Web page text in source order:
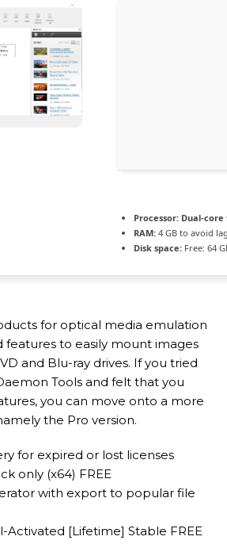
Processor: Dual-core
RAM: 4 GB to avoid
Disk space: Free: 64
for optical media emulation
features to easily mount images
and Blu-ray drives. If you tried
Tools and felt that you
you can move onto a more
the Pro version.
for expired or lost licenses
only (x64) FREE
with export to popular file
Activated [Lifetime] Stable FREE